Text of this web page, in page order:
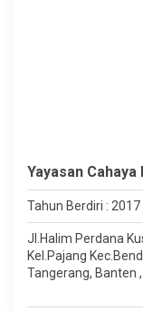
Yayasan
Tahun Berdiri : 2017
Jl.Halim Perdana
Kel.Pajang
Tangerang, Banten